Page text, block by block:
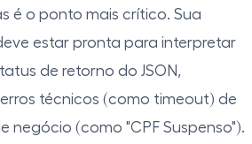
é o ponto mais crítico. Sua
estar pronta para interpretar
de retorno do JSON,
técnicos (como timeout) de
negócio (como "CPF Suspenso").